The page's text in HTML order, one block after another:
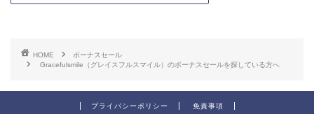
HOME
ボーナスセール
Gracefulsmile（グレイスフルスマイル）のボーナスセールを探している方へ
プライバシーポリシー 免責事項